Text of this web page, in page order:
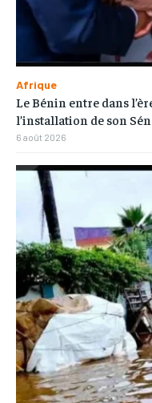
Afrique
Le Bénin entre dans
l’installation de son
6 août 2026